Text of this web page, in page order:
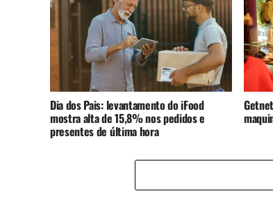
Dia dos Pais: levantamento do iFood
mostra alta de 15,8% nos pedidos e
presentes de última hora